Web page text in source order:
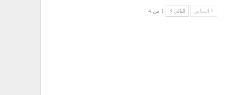
السابق التالي 1 من 4